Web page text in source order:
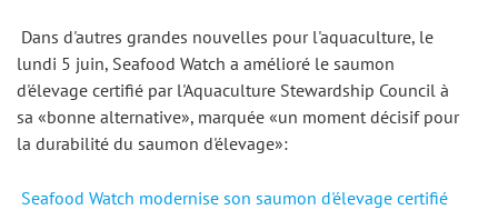
lundi 5 juin, Seafood Watch a amélioré le saumon
d'élevage certifié par l'Aquaculture Stewardship Council à
sa «bonne alternative», marquée «un moment décisif pour
la durabilité du saumon d'élevage»:
Seafood Watch modernise son saumon d'élevage certifié